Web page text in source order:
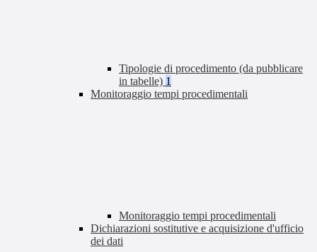
Tipologie di procedimento (da pubblicare
in tabelle) 1
Monitoraggio tempi procedimentali
Monitoraggio tempi procedimentali
Dichiarazioni sostitutive e acquisizione d'ufficio
dei dati